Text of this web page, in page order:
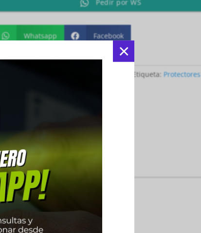
×
Pedir por WS
 Whatsapp  Facebook
Etiqueta: Protectores